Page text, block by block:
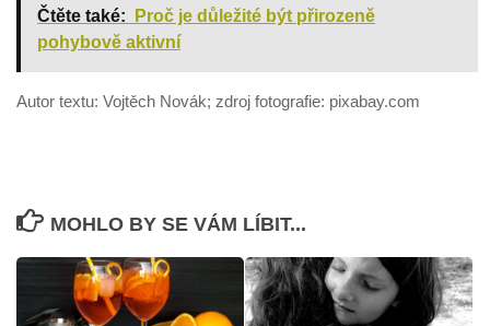
Čtěte také:
Proč je důležité být přirozeně
pohybově aktivní
Autor textu: Vojtěch Novák; zdroj fotografie: pixabay.com
MOHLO BY SE VÁM LÍBIT...